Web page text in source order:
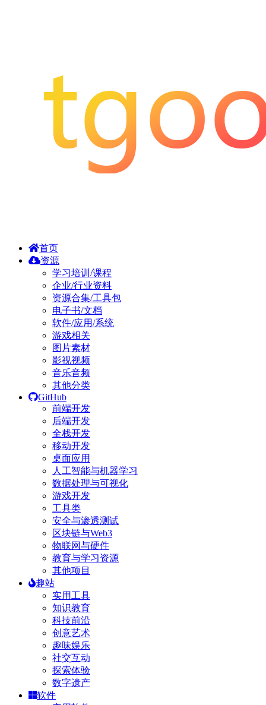
首页
资源
学习培训/课程
企业/行业资料
资源合集/工具包
电子书/文档
软件/应用/系统
游戏相关
图片素材
影视视频
音乐音频
其他分类
GitHub
前端开发
后端开发
全栈开发
移动开发
桌面应用
人工智能与机器学习
数据处理与可视化
游戏开发
工具类
安全与渗透测试
区块链与Web3
物联网与硬件
教育与学习资源
其他项目
趣站
实用工具
知识教育
科技前沿
创意艺术
趣味娱乐
社交互动
探索体验
数字遗产
软件